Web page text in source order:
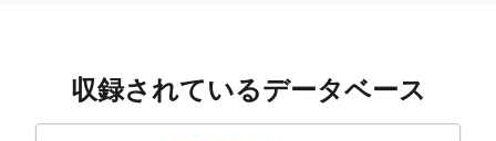
収録されているデータベース